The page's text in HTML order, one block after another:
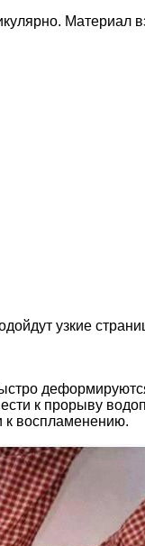
Материал
узкие
к прорыву
к воспламенению.